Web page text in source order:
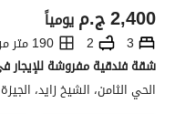
ج.م2,400 يومياً
3
2
190 متر مربع
الحي الثامن، الشيخ زايد، الجيزة